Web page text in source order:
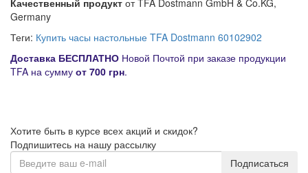
Germany
Теги: Купить часы настольные TFA Dostmann 60102902
Доставка БЕСПЛАТНО Новой Почтой при заказе продукции
TFA на сумму от 700 грн.
Хотите быть в курсе всех акций и скидок?
Подпишитесь на нашу рассылку
Подписаться